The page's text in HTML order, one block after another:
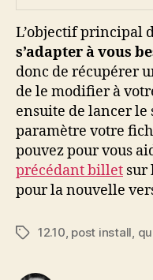
L’objectif principal
s’adapter à vous
donc de récupérer
de le modifier à
ensuite de lancer le
paramètre votre
pouvez pour vous
précédant billet sur
pour la nouvelle
Étiquettes
12.10, post install,